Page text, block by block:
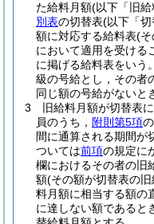
た給料月額(以下「旧
別表の切替表(以下「
額に対応する給料表(そ
において適用を受ける
に掲げる給料表をいう
級の号給とし，その者
同じ額の号給がないと
3
旧給料月額が切替表
員のうち， 附則第5項
間に通算される期間が
ついては前項の規定に
欄におけるその者の旧
額(その額が切替表の
料月額に相当する額の
に達しない額であると